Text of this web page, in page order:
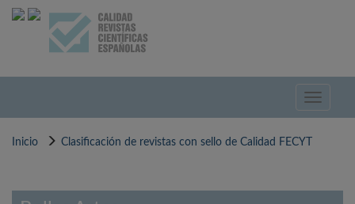
Pasar
Toggle
Inicio Clasificación de revistas con sello de Calidad FECYT